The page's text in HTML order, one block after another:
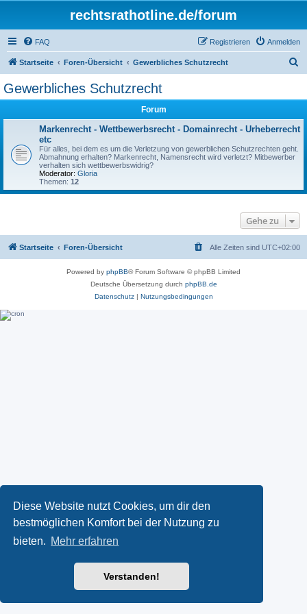
Diese Website nutzt Cookies, um dir den
bestmöglichen Komfort bei der Nutzung zu
bieten. Mehr erfahren
Verstanden!
rechtsrathotline.de/forum
FAQ Anmelden
Registrieren
Startseite Foren-Übersicht Gewerbliches Schutzrecht
e
Gewerbliches Schutzrecht
Forum
Markenrecht - Wettbewerbsrecht - Domainrecht - Urheberrecht
etc
Für alles, bei dem es um die Verletzung von gewerblichen Schutzrechten geht.
Abmahnung erhalten? Markenrecht, Namensrecht wird verletzt? Mitbewerber
verhalten sich wettbewerbswidrig?
Moderator: Gloria
Themen: 12
Gehe zu
Startseite Foren-Übersicht Alle Zeiten sind UTC+02:00
Powered by phpBB® Forum Software © phpBB Limited
Deutsche Übersetzung durch phpBB.de
Datenschutz| Nutzungsbedingungen